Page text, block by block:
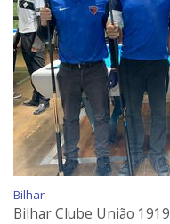
Bilhar
Bilhar Clube União 1919